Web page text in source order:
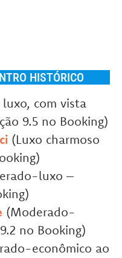
HISTÓRICO
luxo, com vista
9.5 no Booking)
(Luxo charmoso
luxo –
(Moderado-
no Booking)
econômico ao